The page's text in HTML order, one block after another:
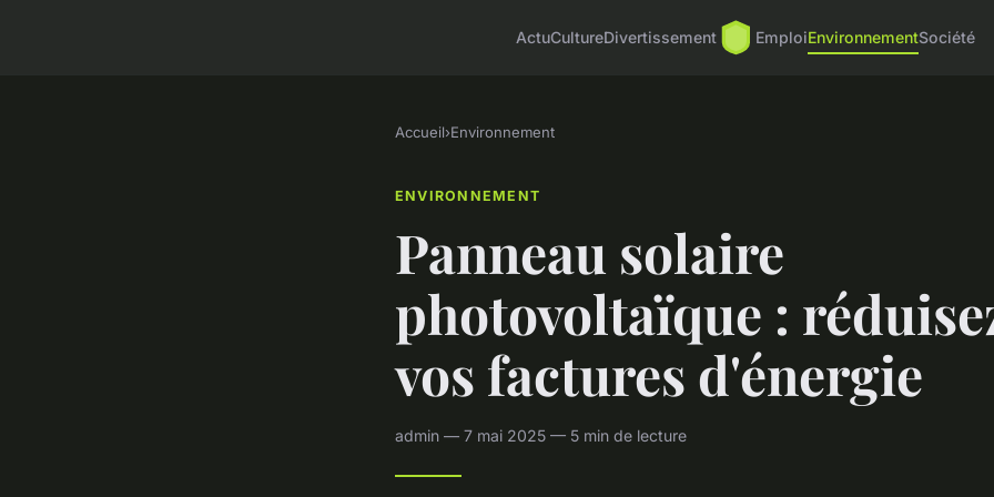
ActuCultureDivertissement EmploiEnvironnementSociété
Accueil›Environnement
ENVIRONNEMENT
Panneau solaire
photovoltaïque :
vos factures d'énergie
admin — 7 mai 2025 — 5 min de lecture